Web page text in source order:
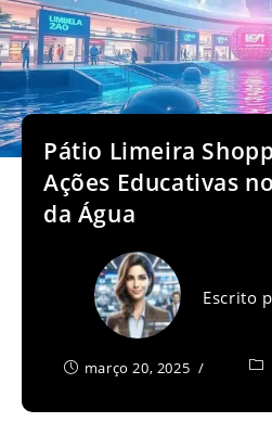
Pátio Limeira
Ações Educativas
da Água
Escrito
março 20, 2025